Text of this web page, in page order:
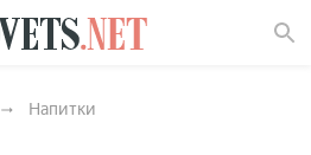
Напитки